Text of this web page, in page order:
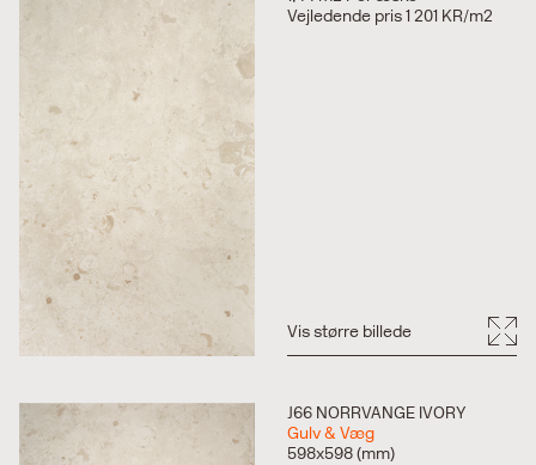
Vejledende pris 1 201 KR/m2
Vis større billede
J66 NORRVANGE IVORY
Gulv & Væg
598x598 (mm)